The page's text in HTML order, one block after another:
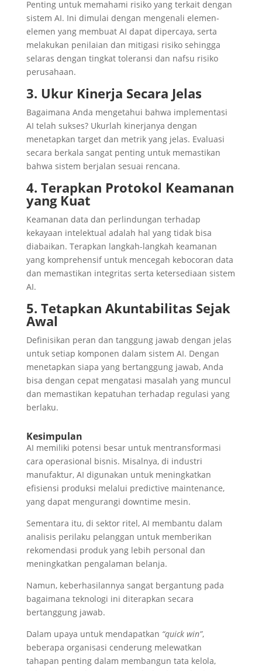
Penting untuk memahami risiko yang terkait dengan
sistem AI. Ini dimulai dengan mengenali elemen-
elemen yang membuat AI dapat dipercaya, serta
melakukan penilaian dan mitigasi risiko sehingga
selaras dengan tingkat toleransi dan nafsu risiko
perusahaan.
3. Ukur Kinerja Secara Jelas
Bagaimana Anda mengetahui bahwa implementasi
AI telah sukses? Ukurlah kinerjanya dengan
menetapkan target dan metrik yang jelas. Evaluasi
secara berkala sangat penting untuk memastikan
bahwa sistem berjalan sesuai rencana.
4. Terapkan Protokol Keamanan
yang Kuat
Keamanan data dan perlindungan terhadap
kekayaan intelektual adalah hal yang tidak bisa
diabaikan. Terapkan langkah-langkah keamanan
yang komprehensif untuk mencegah kebocoran data
dan memastikan integritas serta ketersediaan sistem
AI.
5. Tetapkan Akuntabilitas Sejak
Awal
Definisikan peran dan tanggung jawab dengan jelas
untuk setiap komponen dalam sistem AI. Dengan
menetapkan siapa yang bertanggung jawab, Anda
bisa dengan cepat mengatasi masalah yang muncul
dan memastikan kepatuhan terhadap regulasi yang
berlaku.
Kesimpulan
AI memiliki potensi besar untuk mentransformasi
cara operasional bisnis. Misalnya, di industri
manufaktur, AI digunakan untuk meningkatkan
efisiensi produksi melalui predictive maintenance,
yang dapat mengurangi downtime mesin.
Sementara itu, di sektor ritel, AI membantu dalam
analisis perilaku pelanggan untuk memberikan
rekomendasi produk yang lebih personal dan
meningkatkan pengalaman belanja.
Namun, keberhasilannya sangat bergantung pada
bagaimana teknologi ini diterapkan secara
bertanggung jawab.
Dalam upaya untuk mendapatkan “quick win”,
beberapa organisasi cenderung melewatkan
tahapan penting dalam membangun tata kelola,